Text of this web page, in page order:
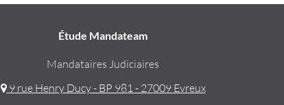
Étude Mandateam
Mandataires Judiciaires
9 rue Henry Ducy - BP 981 - 27009 Evreux